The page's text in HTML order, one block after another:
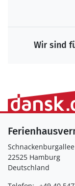
Wir sind
22525 Hamburg
Deutschland